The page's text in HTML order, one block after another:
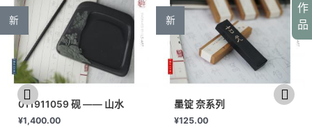
作
品
新
011911059 砚 —— 山水
¥1,400.00
新
墨锭 奈系列
¥125.00